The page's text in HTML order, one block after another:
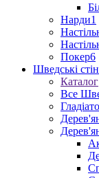
Нарди1
Покер6
Шведські
Каталог
Все